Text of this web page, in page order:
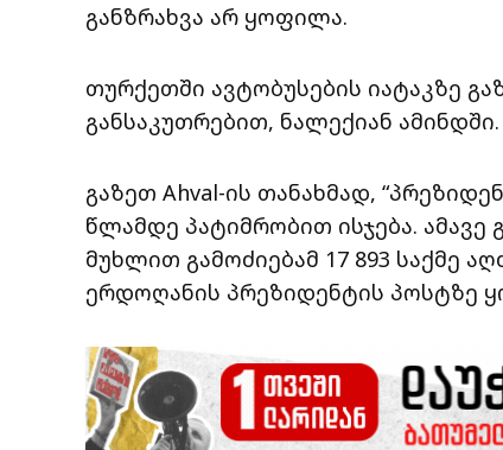
განზრახვა არ ყოფილა.
თურქეთში ავტობუსების იატაკზე
განსაკუთრებით, ნალექიან ამინდში.
გაზეთ Ahval-ის თანახმად,
წლამდე პატიმრობით ისჯება. ამავე
მუხლით გამოძიებამ 17 893 საქმე
ერდოღანის პრეზიდენტის პოსტზე